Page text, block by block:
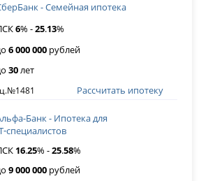
- Семейная ипотека
6% -25.13%
6 000 000 рублей
30лет
Рассчитать ипотеку
Банк - Ипотека для
16.25% -25.58%
9 000 000 рублей